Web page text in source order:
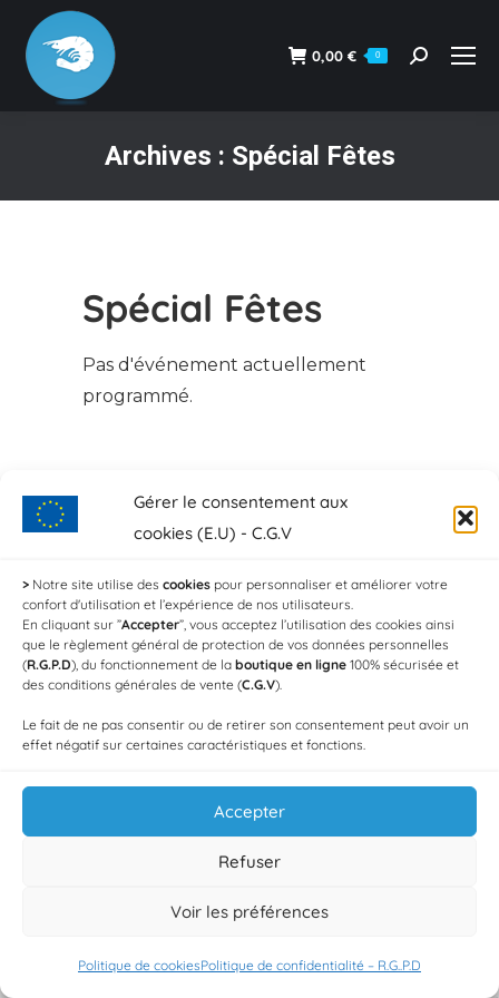
Gérer le consentement aux
cookies (E.U) - C.G.V
> Notre site utilise des cookies pour personnaliser et améliorer votre
confort d'utilisation et l’expérience de nos utilisateurs.
En cliquant sur ”Accepter”, vous acceptez l’utilisation des cookies ainsi
que le règlement général de protection de vos données personnelles
(R.G.P.D), du fonctionnement de la boutique en ligne 100% sécurisée et
des conditions générales de vente (C.G.V).
Le fait de ne pas consentir ou de retirer son consentement peut avoir un
effet négatif sur certaines caractéristiques et fonctions.
Accepter
Refuser
Voir les préférences
Politique de cookiesPolitique de confidentialité – R.G..P.D
0,00 € 0
Recherche
Archives : Spécial Fêtes
Spécial Fêtes
Pas d'événement actuellement
programmé.
© Copyright 2025 Au Petit Charlot
Designed byWeb3-Design in 2026